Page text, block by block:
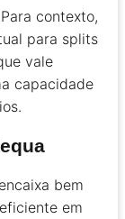
contexto,
para splits
vale
capacidade
bem
em